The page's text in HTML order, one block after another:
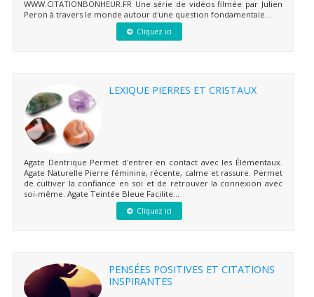
WWW.CITATIONBONHEUR.FR Une série de vidéos filmée par Julien
Peron à travers le monde autour d'une question fondamentale...
Cliquez ici
LEXIQUE PIERRES ET CRISTAUX
Agate Dentrique Permet d'entrer en contact avec les Élémentaux.
Agate Naturelle Pierre féminine, récente, calme et rassure. Permet
de cultiver la confiance en soi et de retrouver la connexion avec
soi-même. Agate Teintée Bleue Facilite...
Cliquez ici
PENSÉES POSITIVES ET CITATIONS
INSPIRANTES